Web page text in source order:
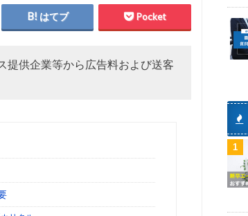
はてブ Pocket
提供企業等から広告料および送客
1